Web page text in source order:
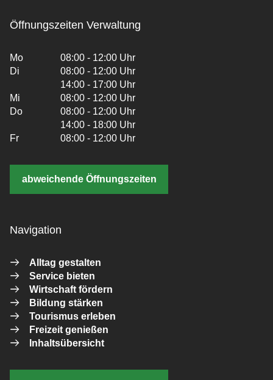
Öffnungszeiten Verwaltung
Mo
08:00 - 12:00 Uhr
Di
08:00 - 12:00 Uhr
14:00 - 17:00 Uhr
Mi
08:00 - 12:00 Uhr
Do
08:00 - 12:00 Uhr
14:00 - 18:00 Uhr
Fr
08:00 - 12:00 Uhr
abweichende Öffnungszeiten
Navigation
Alltag gestalten
Service bieten
Wirtschaft fördern
Bildung stärken
Tourismus erleben
Freizeit genießen
Inhaltsübersicht